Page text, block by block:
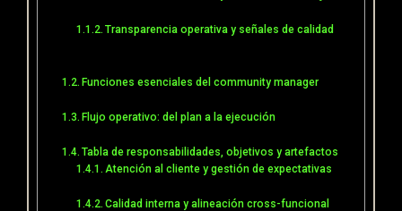
Transparencia operativa y señales de calidad
Funciones esenciales del community manager
Flujo operativo: del plan a la ejecución
Tabla de responsabilidades, objetivos y artefactos
Atención al cliente y gestión de expectativas
Calidad interna y alineación cross-funcional